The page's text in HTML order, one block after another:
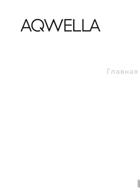
Главная